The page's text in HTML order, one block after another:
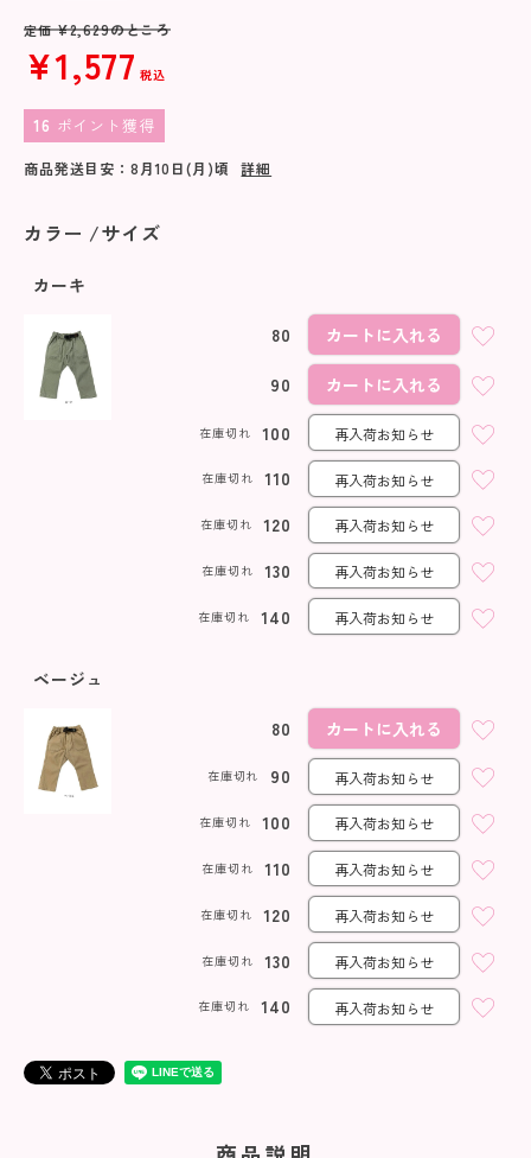
定価 ¥2,629のところ
¥1,577 税込
16 ポイント獲得
商品発送目安： 8月10日(月)頃 詳細
カラー サイズ
カーキ
80 カートに入れる
90 カートに入れる
100
在庫切れ 再入荷お知らせ
110
在庫切れ 再入荷お知らせ
120
在庫切れ 再入荷お知らせ
130
在庫切れ 再入荷お知らせ
140
在庫切れ 再入荷お知らせ
ベージュ
80 カートに入れる
90
在庫切れ 再入荷お知らせ
100
在庫切れ 再入荷お知らせ
110
在庫切れ 再入荷お知らせ
120
在庫切れ 再入荷お知らせ
130
在庫切れ 再入荷お知らせ
140
在庫切れ 再入荷お知らせ